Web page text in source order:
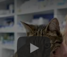
Play